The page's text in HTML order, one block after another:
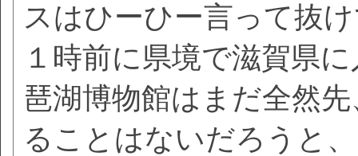
スはひーひー言って抜
１時前に県境で滋賀県
琶湖博物館はまだ全然
ることはないだろうと